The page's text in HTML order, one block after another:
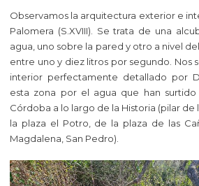
Observamos la arquitectura exterior e
Palomera (S.XVIII). Se trata de una
agua, uno sobre la pared y otro a nivel
entre uno y diez litros por segundo. Nos
interior perfectamente detallado por
esta zona por el agua que han
Córdoba a lo largo de la Historia (pilar
la plaza el Potro, de la plaza de las
Magdalena, San Pedro).